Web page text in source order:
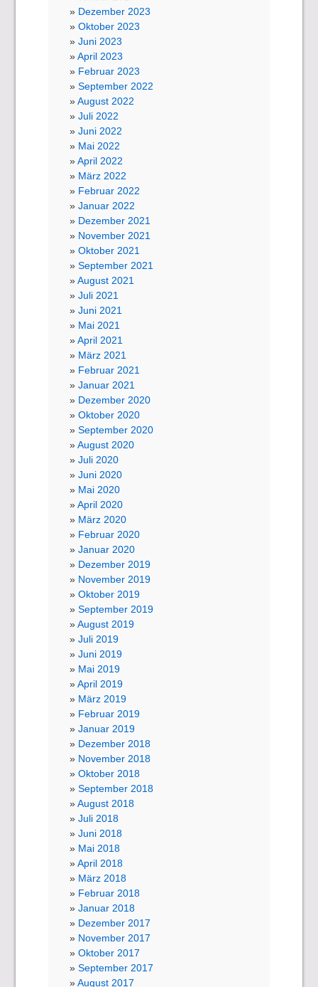
Dezember 2023
Oktober 2023
Juni 2023
April 2023
Februar 2023
September 2022
August 2022
Juli 2022
Juni 2022
Mai 2022
April 2022
März 2022
Februar 2022
Januar 2022
Dezember 2021
November 2021
Oktober 2021
September 2021
August 2021
Juli 2021
Juni 2021
Mai 2021
April 2021
März 2021
Februar 2021
Januar 2021
Dezember 2020
Oktober 2020
September 2020
August 2020
Juli 2020
Juni 2020
Mai 2020
April 2020
März 2020
Februar 2020
Januar 2020
Dezember 2019
November 2019
Oktober 2019
September 2019
August 2019
Juli 2019
Juni 2019
Mai 2019
April 2019
März 2019
Februar 2019
Januar 2019
Dezember 2018
November 2018
Oktober 2018
September 2018
August 2018
Juli 2018
Juni 2018
Mai 2018
April 2018
März 2018
Februar 2018
Januar 2018
Dezember 2017
November 2017
Oktober 2017
September 2017
August 2017